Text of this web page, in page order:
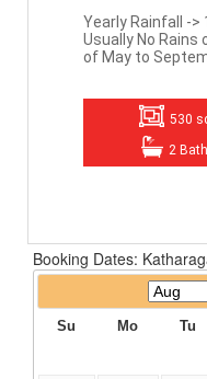
Yearly Rainfall ->
Usually No Rains
of May to
530
2